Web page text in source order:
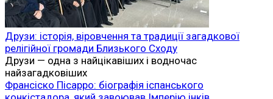
Друзи: історія, віровчення та традиції загадкової
релігійної громади Близького Сходу
Друзи — одна з найцікавіших і водночас
найзагадковіших
Франсіско Пісарро: біографія іспанського